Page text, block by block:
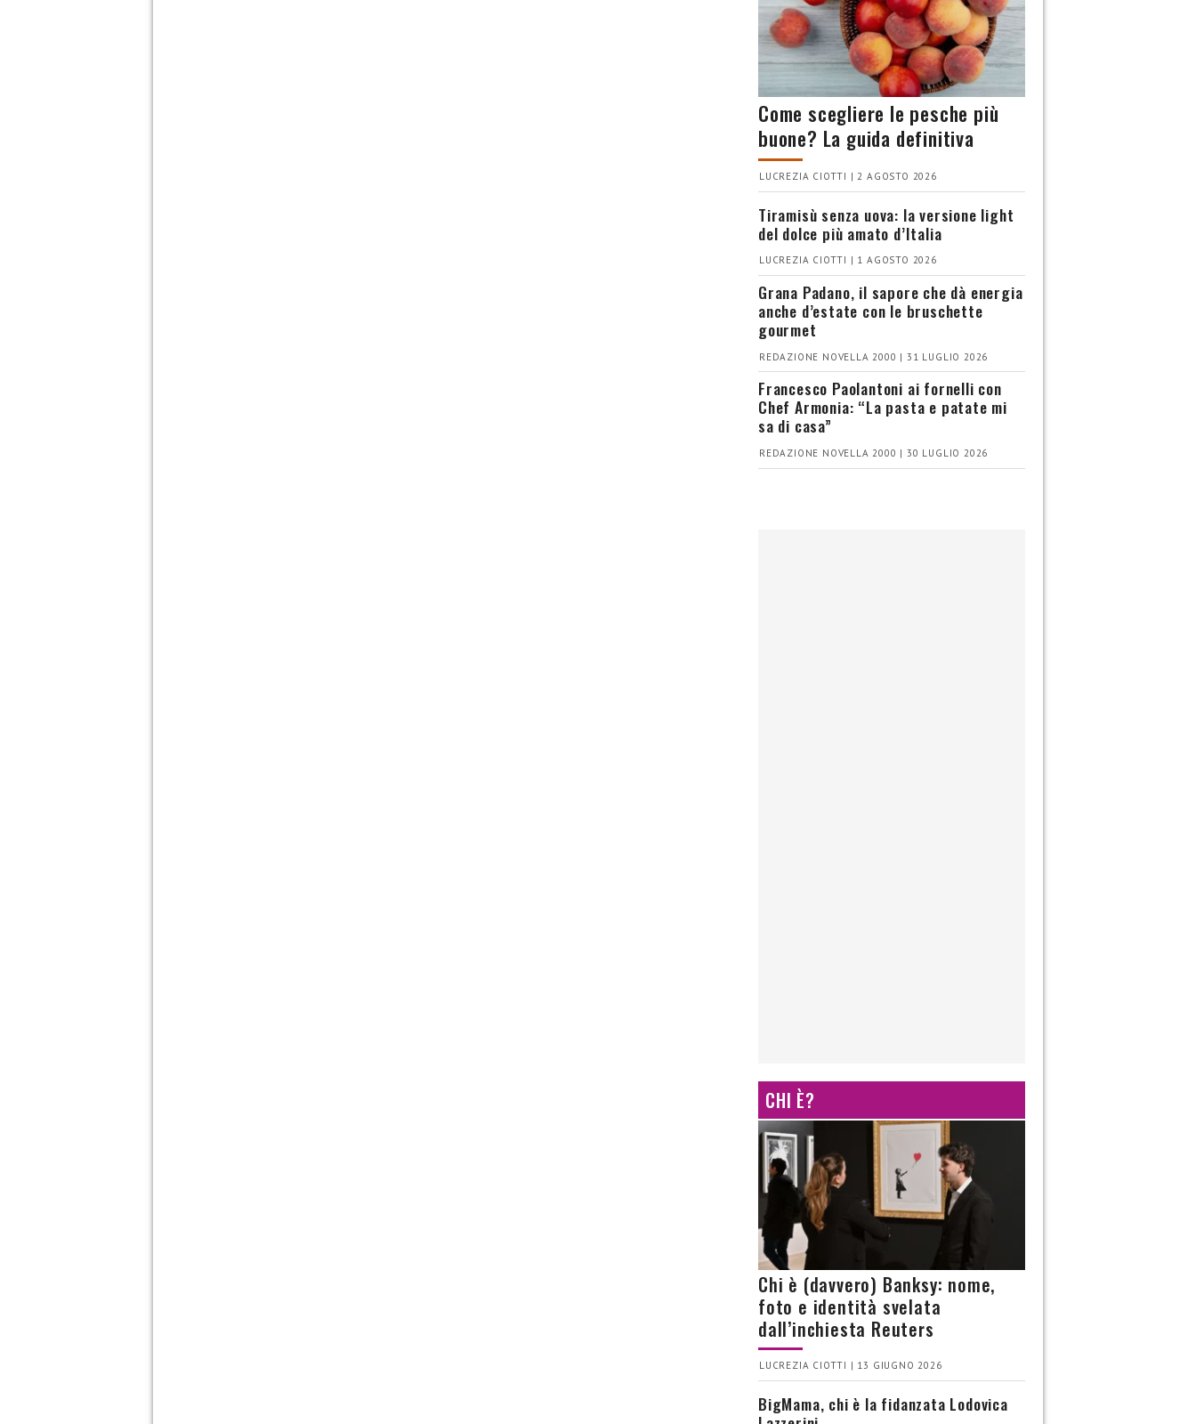
Come scegliere le pesche più
buone? La guida definitiva
LUCREZIA CIOTTI | 2 AGOSTO 2026
Tiramisù senza uova: la versione light
del dolce più amato d’Italia
LUCREZIA CIOTTI | 1 AGOSTO 2026
Grana Padano, il sapore che dà energia
anche d’estate con le bruschette
gourmet
REDAZIONE NOVELLA 2000 | 31 LUGLIO 2026
Francesco Paolantoni ai fornelli con
Chef Armonia: “La pasta e patate mi
sa di casa”
REDAZIONE NOVELLA 2000 | 30 LUGLIO 2026
CHI È?
Chi è (davvero) Banksy: nome,
foto e identità svelata
dall’inchiesta Reuters
LUCREZIA CIOTTI | 13 GIUGNO 2026
BigMama, chi è la fidanzata Lodovica